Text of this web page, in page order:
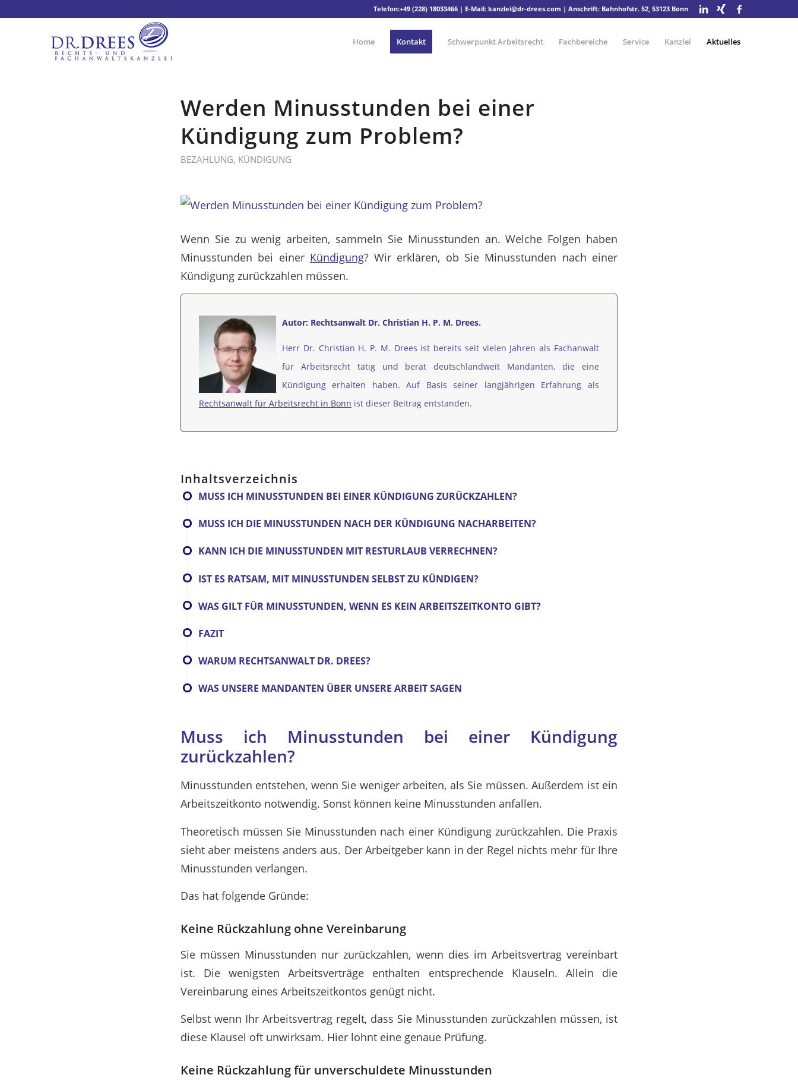
Telefon:+49 (228) 18033466 | E-Mail:kanzlei@dr-drees.com | Anschrift: Bahnhofstr. 52, 53123 Bonn
Home Kontakt Schwerpunkt Arbeitsrecht Fachbereiche Service Kanzlei Aktuelles
Werden Minusstunden bei einer
Kündigung zum Problem?
BEZAHLUNG, KÜNDIGUNG
Wenn Sie zu wenig arbeiten, sammeln Sie Minusstunden an. Welche Folgen haben
Minusstunden bei einer Kündigung? Wir erklären, ob Sie Minusstunden nach einer
Kündigung zurückzahlen müssen.
Autor: Rechtsanwalt Dr. Christian H. P. M. Drees.
Herr Dr. Christian H. P. M. Drees ist bereits seit vielen Jahren als Fachanwalt
für Arbeitsrecht tätig und berät deutschlandweit Mandanten, die eine
Kündigung erhalten haben. Auf Basis seiner langjährigen Erfahrung als
Rechtsanwalt für Arbeitsrecht in Bonn ist dieser Beitrag entstanden.
Inhaltsverzeichnis
MUSS ICH MINUSSTUNDEN BEI EINER KÜNDIGUNG ZURÜCKZAHLEN?
MUSS ICH DIE MINUSSTUNDEN NACH DER KÜNDIGUNG NACHARBEITEN?
KANN ICH DIE MINUSSTUNDEN MIT RESTURLAUB VERRECHNEN?
IST ES RATSAM, MIT MINUSSTUNDEN SELBST ZU KÜNDIGEN?
WAS GILT FÜR MINUSSTUNDEN, WENN ES KEIN ARBEITSZEITKONTO GIBT?
FAZIT
WARUM RECHTSANWALT DR. DREES?
WAS UNSERE MANDANTEN ÜBER UNSERE ARBEIT SAGEN
Muss ich Minusstunden bei einer Kündigung
zurückzahlen?
Minusstunden entstehen, wenn Sie weniger arbeiten, als Sie müssen. Außerdem ist ein
Arbeitszeitkonto notwendig. Sonst können keine Minusstunden anfallen.
Theoretisch müssen Sie Minusstunden nach einer Kündigung zurückzahlen. Die Praxis
sieht aber meistens anders aus. Der Arbeitgeber kann in der Regel nichts mehr für Ihre
Minusstunden verlangen.
Das hat folgende Gründe:
Keine Rückzahlung ohne Vereinbarung
Sie müssen Minusstunden nur zurückzahlen, wenn dies im Arbeitsvertrag vereinbart
ist. Die wenigsten Arbeitsverträge enthalten entsprechende Klauseln. Allein die
Vereinbarung eines Arbeitszeitkontos genügt nicht.
Selbst wenn Ihr Arbeitsvertrag regelt, dass Sie Minusstunden zurückzahlen müssen, ist
diese Klausel oft unwirksam. Hier lohnt eine genaue Prüfung.
Keine Rückzahlung für unverschuldete Minusstunden